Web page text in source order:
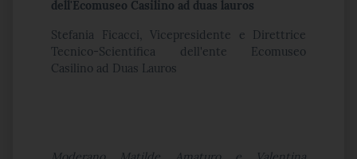
dell'Ecomuseo Casilino ad duas lauros
Stefania Ficacci, Vicepresidente e Direttrice
Tecnico-Scientifica dell'ente Ecomuseo
Casilino ad Duas Lauros